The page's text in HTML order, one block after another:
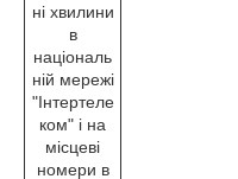
ні хвилини
в
національ
ній мережі
"Інтертеле
ком" і на
місцеві
номери в